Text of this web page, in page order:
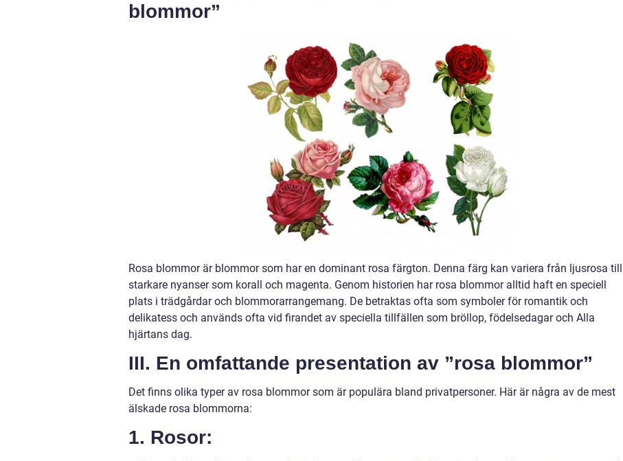
blommor”
Rosa blommor är blommor som har en dominant rosa färgton. Denna färg kan variera från ljusrosa till
starkare nyanser som korall och magenta. Genom historien har rosa blommor alltid haft en speciell
plats i trädgårdar och blommorarrangemang. De betraktas ofta som symboler för romantik och
delikatess och används ofta vid firandet av speciella tillfällen som bröllop, födelsedagar och Alla
hjärtans dag.
III. En omfattande presentation av ”rosa blommor”
Det finns olika typer av rosa blommor som är populära bland privatpersoner. Här är några av de mest
älskade rosa blommorna:
1. Rosor: